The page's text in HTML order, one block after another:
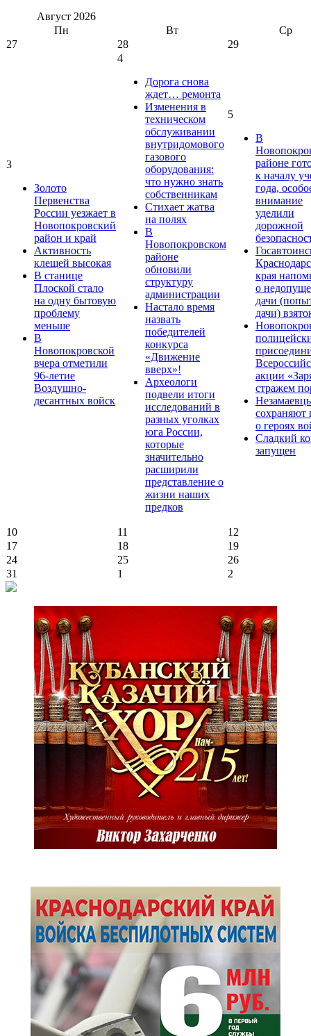
Август 2026
Пн
Вт
Ср
27
28 29
3
Золото
Первенства
России уезжает в
Новопокровский
район и край
Активность
клещей высокая
В станице
Плоской стало
на одну бытовую
проблему
меньше
В
Новопокровской
вчера отметили
96-летие
Воздушно-
десантных войск
4
Дорога снова
ждет… ремонта
Изменения в
техническом
обслуживании
внутридомового
газового
оборудования:
что нужно знать
собственникам
Стихает жатва
на полях
В
Новопокровском
районе
обновили
структуру
администрации
Настало время
назвать
победителей
конкурса
«Движение
вверх»!
Археологи
подвели итоги
исследований в
разных уголках
юга России,
которые
значительно
расширили
представление о
жизни наших
предков
5
В
районе
к началу
года,
внимание
уделили
дорожной
края
о
дачи
дачи)
акции
стражем
сохраняют
о героях
Сладкий
запущен
10 11
12
17
18
19
24
25
26
31
1 2